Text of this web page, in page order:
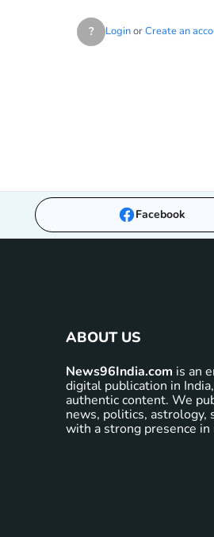
? LoginorCreate an
Facebook
ABOUT US
News96India.com is an
digital publication in
authentic content. We
news, politics,
with a strong presence